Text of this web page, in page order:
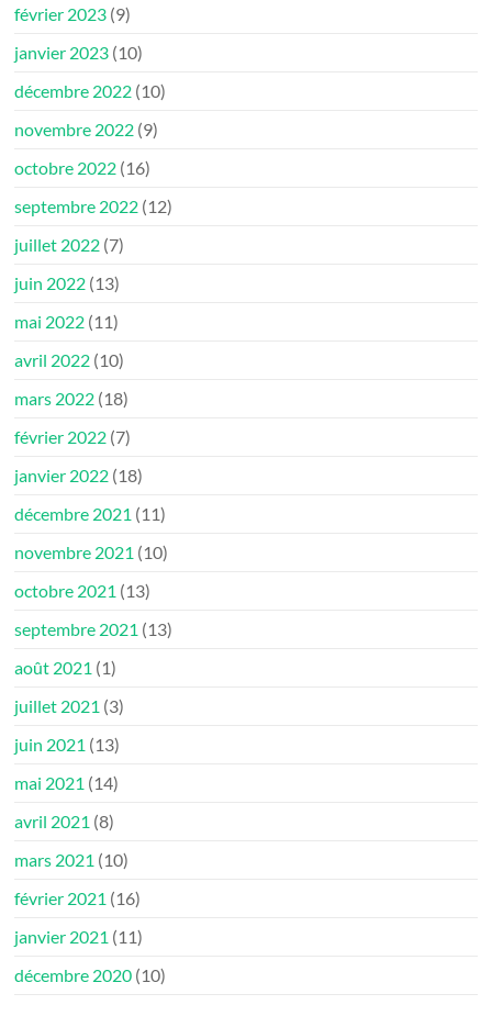
février 2023 (9)
janvier 2023 (10)
décembre 2022 (10)
novembre 2022 (9)
octobre 2022 (16)
septembre 2022 (12)
juillet 2022 (7)
juin 2022 (13)
mai 2022 (11)
avril 2022 (10)
mars 2022 (18)
février 2022 (7)
janvier 2022 (18)
décembre 2021 (11)
novembre 2021 (10)
octobre 2021 (13)
septembre 2021 (13)
août 2021 (1)
juillet 2021 (3)
juin 2021 (13)
mai 2021 (14)
avril 2021 (8)
mars 2021 (10)
février 2021 (16)
janvier 2021 (11)
décembre 2020 (10)